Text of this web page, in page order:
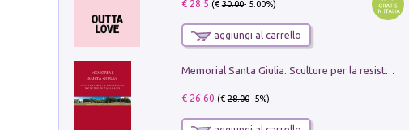
€ 28.5 (€30.00- 5.00%)
aggiungi al carrello
Memorial Santa Giulia. Sculture per la resistenza Monchio di Palagano
€ 26.60 (€28.00- 5%)